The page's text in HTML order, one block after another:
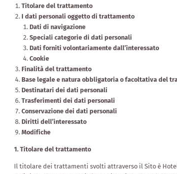
Titolare del trattamento
I dati personali oggetto di trattamento
Dati di navigazione
Speciali categorie di dati personali
Dati forniti volontariamente dall’interessato
Cookie
Finalità del trattamento
Base legale e natura obbligatoria o facoltativa del
Destinatari dei dati personali
Trasferimenti dei dati personali
Conservazione dei dati personali
Diritti dell’interessato
Modifiche
1. Titolare del trattamento
Il titolare dei trattamenti svolti attraverso il Sito è